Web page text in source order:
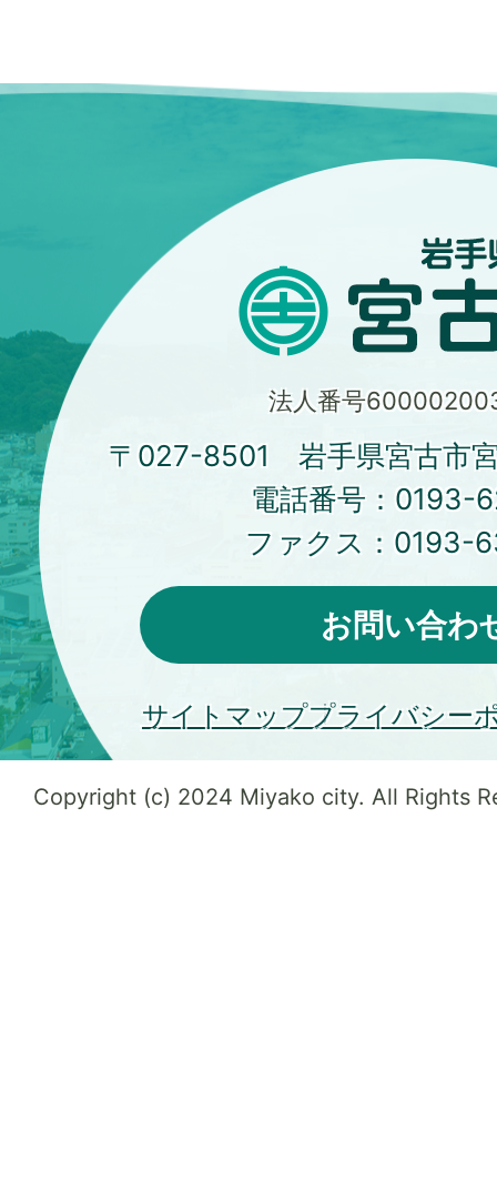
法人番号
〒027-8501 岩手県宮古市
電話番号： 0193-
ファクス： 0193-
お問い合わ
サイトマッププライバシー
Copyright (c) 2024 Miyako city. All Rights